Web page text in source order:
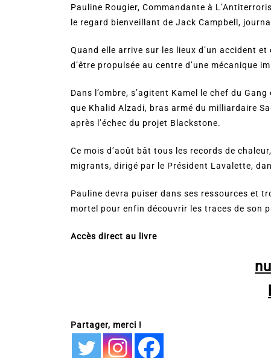
Pauline Rougier, Commandante à
le regard bienveillant de Jack Campbell,
Quand elle arrive sur les lieux d’un accident
d’être propulsée au centre d’une mécanique
Dans l’ombre, s’agitent Kamel le chef du
que Khalid Alzadi, bras armé du milliardaire
après l’échec du projet Blackstone.
Ce mois d’août bât tous les records de
migrants, dirigé par le Président Lavalette,
Pauline devra puiser dans ses ressources et
mortel pour enfin découvrir les traces de son
Accès direct au livre
Partager, merci !